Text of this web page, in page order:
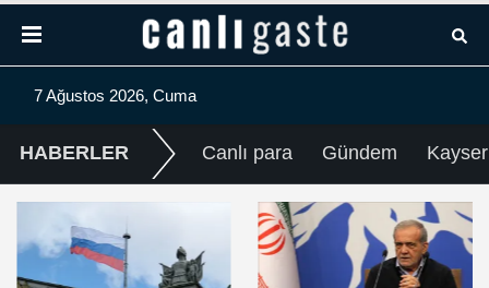
7 Ağustos 2026, Cuma
HABERLER Canlı para Gündem